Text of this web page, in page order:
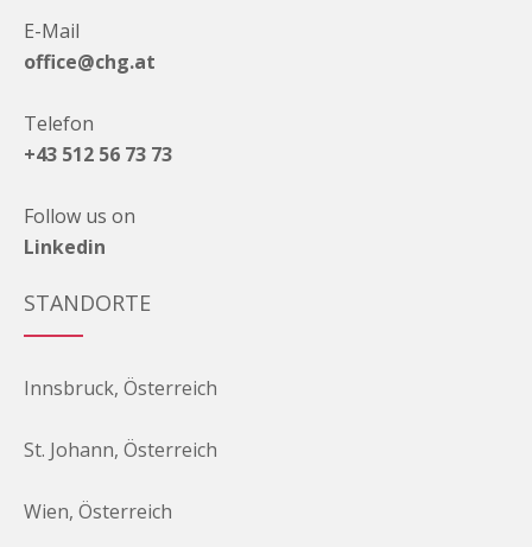
E-Mail
office@chg.at
Telefon
+43 512 56 73 73
Follow us on
Linkedin
STANDORTE
Innsbruck, Österreich
St. Johann, Österreich
Wien, Österreich